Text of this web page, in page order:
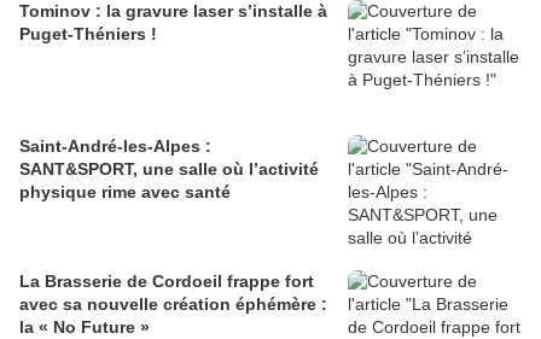
Tominov : la gravure laser s’installe à
Puget-Théniers !
Saint-André-les-Alpes :
SANT&SPORT, une salle où l’activité
physique rime avec santé
La Brasserie de Cordoeil frappe fort
avec sa nouvelle création éphémère :
la « No Future »